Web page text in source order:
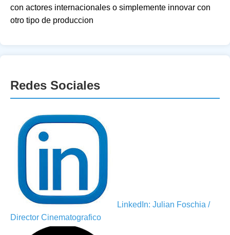
con actores internacionales o simplemente innovar con
otro tipo de produccion
Redes Sociales
LinkedIn: Julian Foschia /
Director Cinematografico